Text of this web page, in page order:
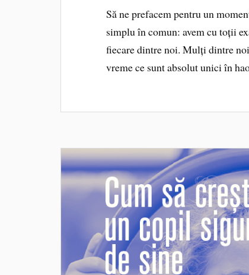
Să ne prefacem pentru un
simplu în comun: avem cu toții
fiecare dintre noi. Mulți dintre
vreme ce sunt absolut unici în